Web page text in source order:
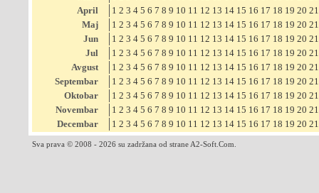
April
1 2 3 4 5 6 7 8 9 10 11 12 13 14 15 16 17 18 19 20 21
Maj
1 2 3 4 5 6 7 8 9 10 11 12 13 14 15 16 17 18 19 20 21
Jun
1 2 3 4 5 6 7 8 9 10 11 12 13 14 15 16 17 18 19 20 21
Jul
1 2 3 4 5 6 7 8 9 10 11 12 13 14 15 16 17 18 19 20 21
Avgust
1 2 3 4 5 6 7 8 9 10 11 12 13 14 15 16 17 18 19 20 21
Septembar
1 2 3 4 5 6 7 8 9 10 11 12 13 14 15 16 17 18 19 20 21
Oktobar
1 2 3 4 5 6 7 8 9 10 11 12 13 14 15 16 17 18 19 20 21
Novembar
1 2 3 4 5 6 7 8 9 10 11 12 13 14 15 16 17 18 19 20 21
Decembar
1 2 3 4 5 6 7 8 9 10 11 12 13 14 15 16 17 18 19 20 21
Sva prava © 2008 - 2026 su zadržana od strane A2-Soft.Com.